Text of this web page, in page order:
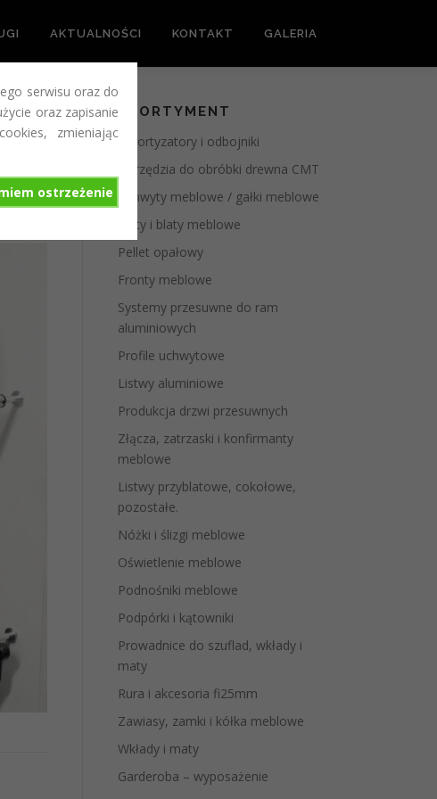
serwisu oraz do
oraz zapisanie
zmieniając
ostrzeżenie
AKTUALNOŚCI KONTAKT GALERIA
ASORTYMENT
Amortyzatory i odbojniki
Narzędzia do obróbki drewna CMT
Uchwyty meblowe / gałki meblowe
Płyty i blaty meblowe
Pellet opałowy
Fronty meblowe
Systemy przesuwne do ram
aluminiowych
Profile uchwytowe
Listwy aluminiowe
Produkcja drzwi przesuwnych
Złącza, zatrzaski i konfirmanty
meblowe
Listwy przyblatowe, cokołowe,
pozostałe.
Nóżki i ślizgi meblowe
Oświetlenie meblowe
Podnośniki meblowe
Podpórki i kątowniki
Prowadnice do szuflad, wkłady i
maty
Rura i akcesoria fi25mm
Zawiasy, zamki i kółka meblowe
Wkłady i maty
Garderoba – wyposażenie